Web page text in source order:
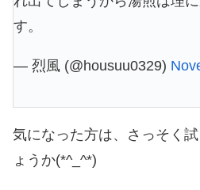
す。
— 烈風 (@housuu0329)
気になった方は、さっそく
ょうか(*^_^*)